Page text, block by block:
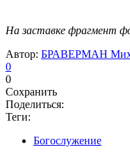
На заставке фрагмент
Автор: БРАВЕРМАН
0
0
Сохранить
Поделиться:
Теги:
Богослужение